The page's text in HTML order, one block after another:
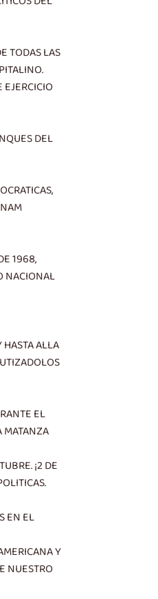
TODAS LAS
DEL
1968,
NACIONAL
ALLA
EL
MATANZA
¡2 DE
EN EL
Y
NUESTRO